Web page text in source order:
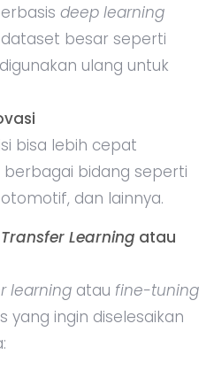
deep learning
besar seperti
ulang untuk
bisa lebih cepat
berbagai bidang seperti
dan lainnya.
Transfer Learning atau
learning atau fine-tuning
ingin diselesaikan